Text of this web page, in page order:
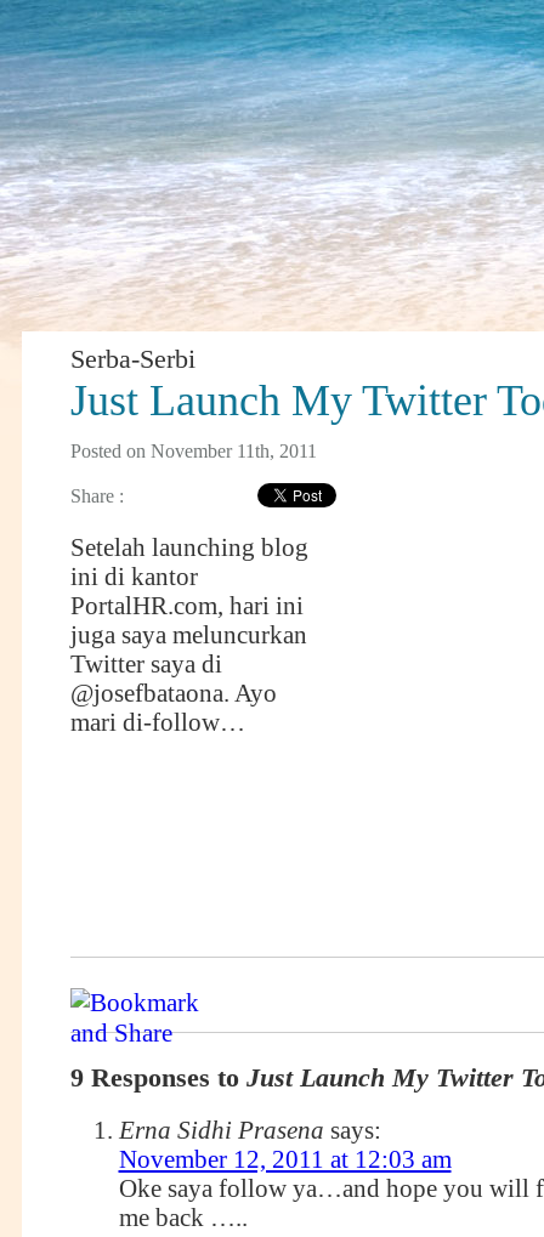
Serba-Serbi
Just Launch My Twitter
Posted on November 11th, 2011
Share :
Setelah launching blog
ini di kantor
PortalHR.com, hari ini
juga saya meluncurkan
Twitter saya di
@josefbataona. Ayo
mari di-follow…
9 Responses to Just Launch My Twitter
Erna Sidhi Prasena says:
November 12, 2011 at 12:03 am
Oke saya follow ya…and hope you will
me back …..